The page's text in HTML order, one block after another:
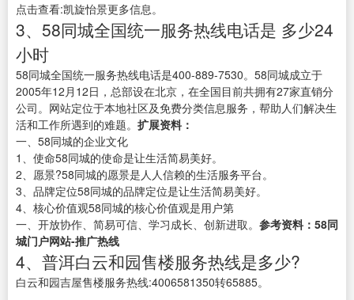
点击查看:凯旋怡景更多信息。
3、58同城全国统一服务热线电话是 多少24
小时
58同城全国统一服务热线电话是400-889-7530。58同城成立于
2005年12月12日，总部设在北京，在全国目前共拥有27家直销分
公司。网站定位于本地社区及免费分类信息服务，帮助人们解决生
活和工作所遇到的难题。 扩展资料：
一、58同城的企业文化
1、使命58同城的使命是让生活简易美好。
2、愿景?58同城的愿景是人人信赖的生活服务平台。
3、品牌定位58同城的品牌定位是让生活简易美好。
4、核心价值观58同城的核心价值观是用户第
一、开放协作、简易可信、学习成长、创新进取。 参考资料： 58同
城门户网站-推广热线
4、普洱白云和园售楼服务热线是多少?
白云和园吉屋售楼服务热线:4006581350转65885。